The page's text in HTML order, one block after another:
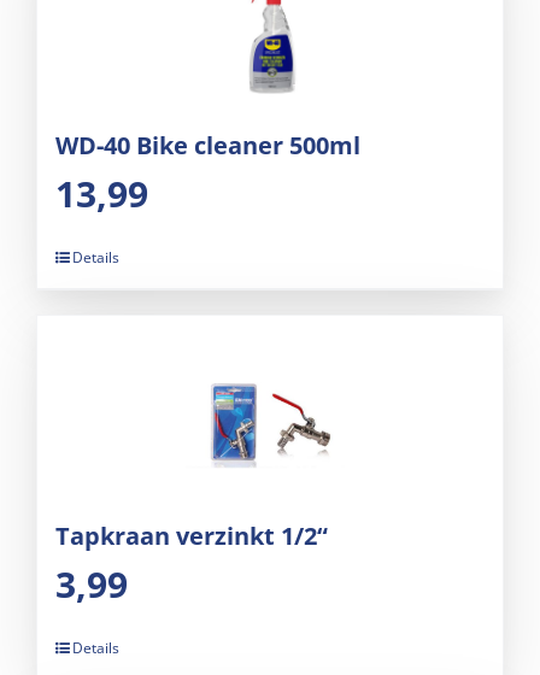
WD-40 Bike cleaner 500ml
13,99
Details
Tapkraan verzinkt 1/2“
3,99
Details